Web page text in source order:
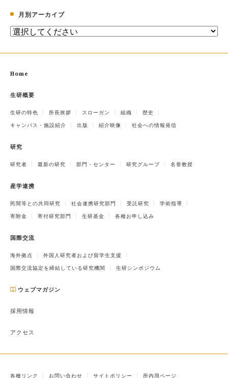
月別アーカイブ
Home
生研概要
生研の特色 所長挨拶 スローガン 組織 歴史
キャンパス・施設紹介 出版 紹介映像 社会への情報発信
研究
研究者 最新の研究 部門・センター 研究グループ 名誉教授
産学連携
民間等との共同研究 社会連携研究部門 受託研究 学術指導
寄附金 寄付研究部門 生研基金 各種お申し込み
国際交流
海外拠点 外国人研究者および留学生支援
国際交流協定を締結している研究機関 生研シンポジウム
ウェブマガジン
採用情報
アクセス
各種リンク お問い合わせ サイトポリシー 所内用ページ